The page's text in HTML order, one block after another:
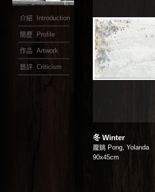
介紹 Introduction
簡歷 Profile
作品 Artwork
藝評 Criticism
冬 Winter
龎銚 Pong, Yolanda
90x45cm